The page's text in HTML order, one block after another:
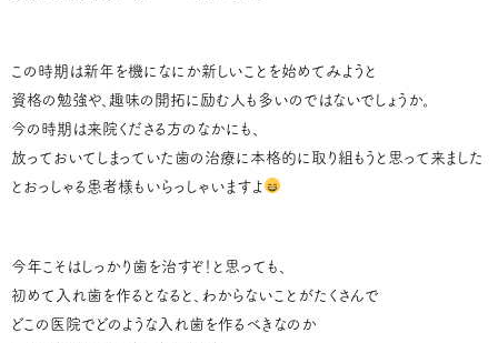
この時期は新年を機になにか新しいことを始めてみようと
資格の勉強や、趣味の開拓に励む人も多いのではないでしょうか。
今の時期は来院くださる方のなかにも、
放っておいてしまっていた歯の治療に本格的に取り組もうと思って来ました
とおっしゃる患者様もいらっしゃいますよ
今年こそはしっかり歯を治すぞ！と思っても、
初めて入れ歯を作るとなると、わからないことがたくさんで
どこの医院でどのような入れ歯を作るべきなのか